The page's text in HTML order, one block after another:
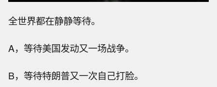
全世界都在静静等待。
A，等待美国发动又一场战争。
B，等待特朗普又一次自己打脸。